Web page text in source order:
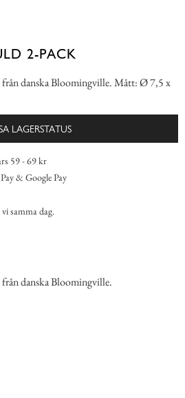
2-PACK
danska Bloomingville. Mått: Ø 7,5 x
LAGERSTATUS
59 - 69 kr
& Google Pay
samma dag.
danska Bloomingville.